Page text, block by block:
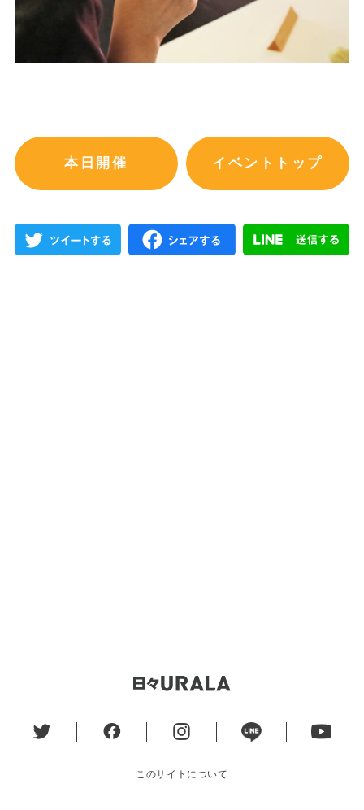
本日開催 イベントトップ
このサイトについて